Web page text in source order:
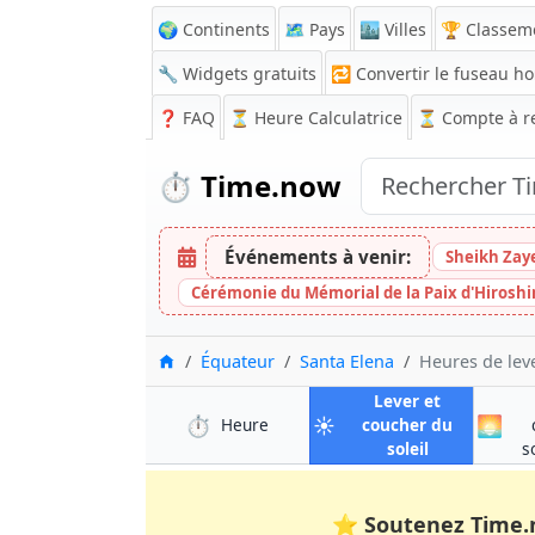
🌍 Continents 🗺️ Pays 🏙️ Villes 🏆
🔧 Widgets gratuits
🔁 Convertir le fuseau
❓ FAQ ⏳ Heure Calculatrice ⏳ Compte à
⏱️ Time.now
Événements à venir: Sheikh
Cérémonie du Mémorial de la Paix
Accueil
Équateur Santa Elena Heures de
⏱️ Heure à Santa Elena
☀️
Lever et
coucher du
soleilà Santa Elena
🌅
⭐ Soutenez